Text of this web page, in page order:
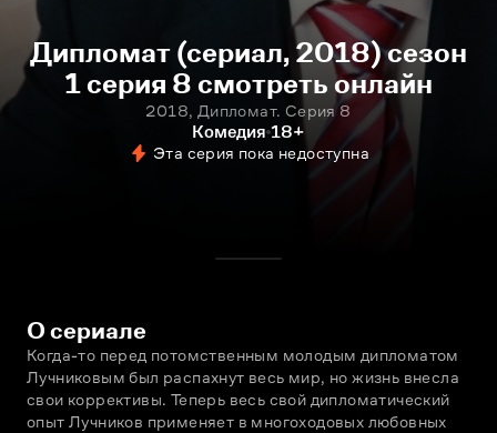
Дипломат (сериал, 2018) сезон
1 серия 8 смотреть онлайн
2018, Дипломат. Серия 8
Комедия 18+
Эта серия пока недоступна
О сериале
Когда-то перед потомственным молодым дипломатом
Лучниковым был распахнут весь мир, но жизнь внесла
свои коррективы. Теперь весь свой дипломатический
опыт Лучников применяет в многоходовых любовных